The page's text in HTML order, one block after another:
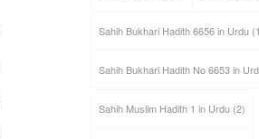
Sahih Bukhari Hadith 6656 in Urdu
Sahih Bukhari Hadith No 6653 in
Sahih Muslim Hadith 1 in Urdu(2)